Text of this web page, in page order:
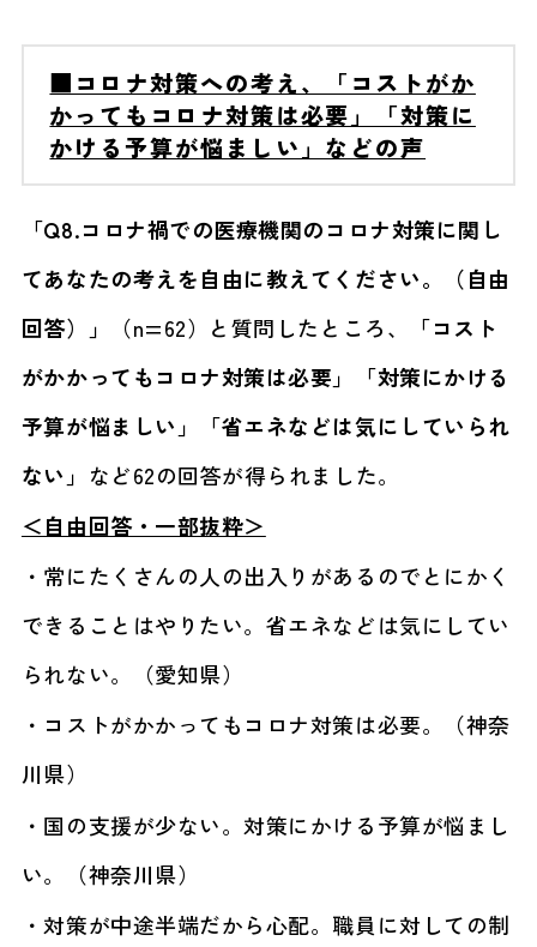
■コロナ対策への考え、「コストがか
かってもコロナ対策は必要」「対策に
かける予算が悩ましい」などの声
「Q8.コロナ禍での医療機関のコロナ対策に関し
てあなたの考えを自由に教えてください。（自由
回答）」
（n=62）と質問したところ、
「コスト
がかかってもコロナ対策は必要」「対策にかける
予算が悩ましい」「省エネなどは気にしていられ
ない」 など62の回答が得られました。
＜自由回答・一部抜粋＞
・常にたくさんの人の出入りがあるのでとにかく
できることはやりたい。省エネなどは気にしてい
られない。（愛知県）
・コストがかかってもコロナ対策は必要。（神奈
川県）
・国の支援が少ない。対策にかける予算が悩まし
い。（神奈川県）
・対策が中途半端だから心配。職員に対しての制